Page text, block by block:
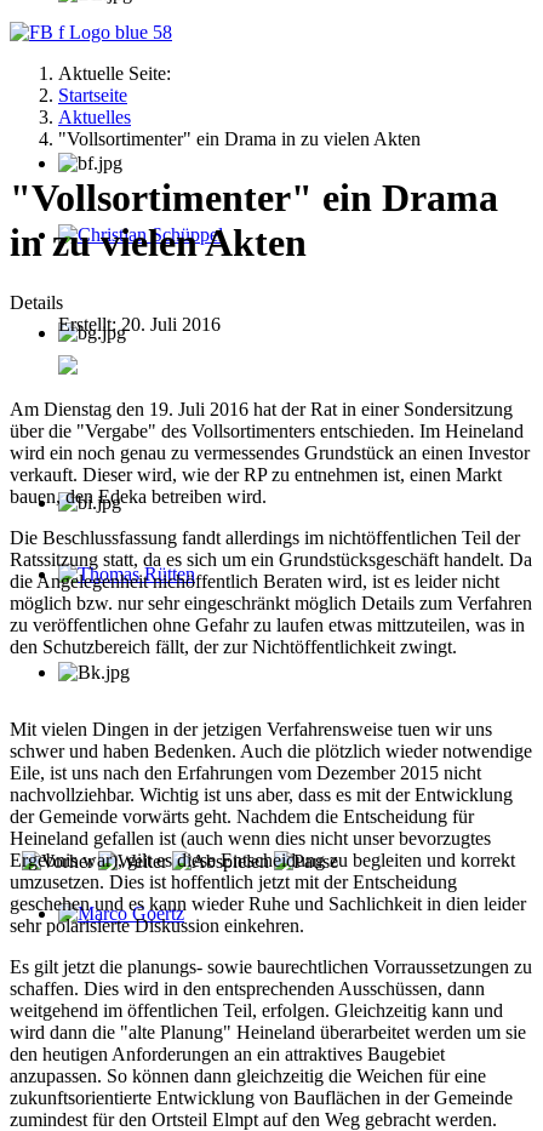
Christian Schüppel
Thomas Rütten
Marco Goertz
Aktuelle Seite:
Startseite
Aktuelles
"Vollsortimenter" ein Drama in zu vielen Akten
"Vollsortimenter" ein Drama
in zu vielen Akten
Details
Erstellt: 20. Juli 2016
Am Dienstag den 19. Juli 2016 hat der Rat in einer Sondersitzung
über die "Vergabe" des Vollsortimenters entschieden. Im Heineland
wird ein noch genau zu vermessendes Grundstück an einen Investor
verkauft. Dieser wird, wie der RP zu entnehmen ist, einen Markt
bauen, den Edeka betreiben wird.
Die Beschlussfassung fandt allerdings im nichtöffentlichen Teil der
Ratssitzung statt, da es sich um ein Grundstücksgeschäft handelt. Da
die Angelegenheit nichöffentlich Beraten wird, ist es leider nicht
möglich bzw. nur sehr eingeschränkt möglich Details zum Verfahren
zu veröffentlichen ohne Gefahr zu laufen etwas mittzuteilen, was in
den Schutzbereich fällt, der zur Nichtöffentlichkeit zwingt.
Mit vielen Dingen in der jetzigen Verfahrensweise tuen wir uns
schwer und haben Bedenken. Auch die plötzlich wieder notwendige
Eile, ist uns nach den Erfahrungen vom Dezember 2015 nicht
nachvollziehbar. Wichtig ist uns aber, dass es mit der Entwicklung
der Gemeinde vorwärts geht. Nachdem die Entscheidung für
Heineland gefallen ist (auch wenn dies nicht unser bevorzugtes
Ergebnis war), gilt es diese Entscheidung zu begleiten und korrekt
umzusetzen. Dies ist hoffentlich jetzt mit der Entscheidung
geschehen und es kann wieder Ruhe und Sachlichkeit in dien leider
sehr polarisierte Diskussion einkehren.
Es gilt jetzt die planungs- sowie baurechtlichen Vorraussetzungen zu
schaffen. Dies wird in den entsprechenden Ausschüssen, dann
weitgehend im öffentlichen Teil, erfolgen. Gleichzeitig kann und
wird dann die "alte Planung" Heineland überarbeitet werden um sie
den heutigen Anforderungen an ein attraktives Baugebiet
anzupassen. So können dann gleichzeitig die Weichen für eine
zukunftsorientierte Entwicklung von Bauflächen in der Gemeinde
zumindest für den Ortsteil Elmpt auf den Weg gebracht werden.